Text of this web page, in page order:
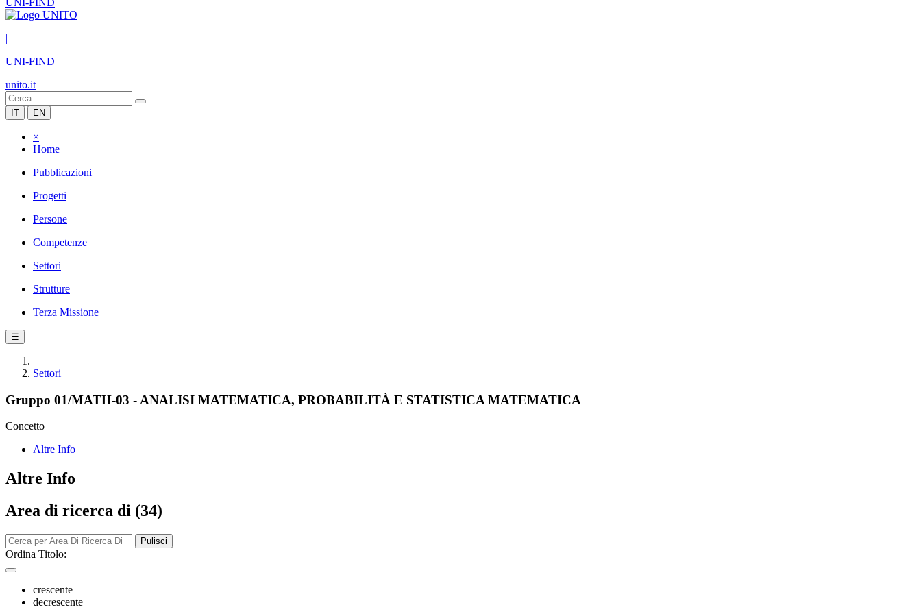
UNI-FIND
|
UNI-FIND
unito.it
IT EN
×
Home
Pubblicazioni
Progetti
Persone
Competenze
Settori
Strutture
Terza Missione
☰
Settori
Gruppo 01/MATH-03 - ANALISI MATEMATICA, PROBABILITÀ E STATISTICA MATEMATICA
Concetto
Altre Info
Altre Info
Area di ricerca di (34)
Pulisci
Ordina Titolo:
crescente
decrescente